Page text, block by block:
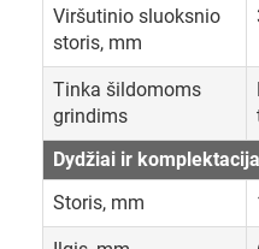
Viršutinio sluoksnio
storis, mm
Tinka šildomoms
grindims
Dydžiai ir komplektacija
Storis, mm